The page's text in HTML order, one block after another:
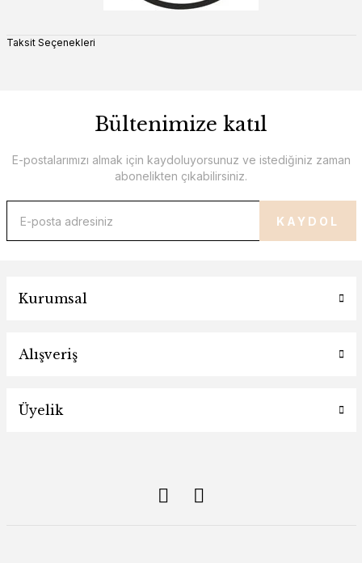
Taksit Seçenekleri
Bültenimize katıl
E-postalarımızı almak için kaydoluyorsunuz ve istediğiniz zaman
abonelikten çıkabilirsiniz.
KAYDOL
Kurumsal
Alışveriş
Üyelik